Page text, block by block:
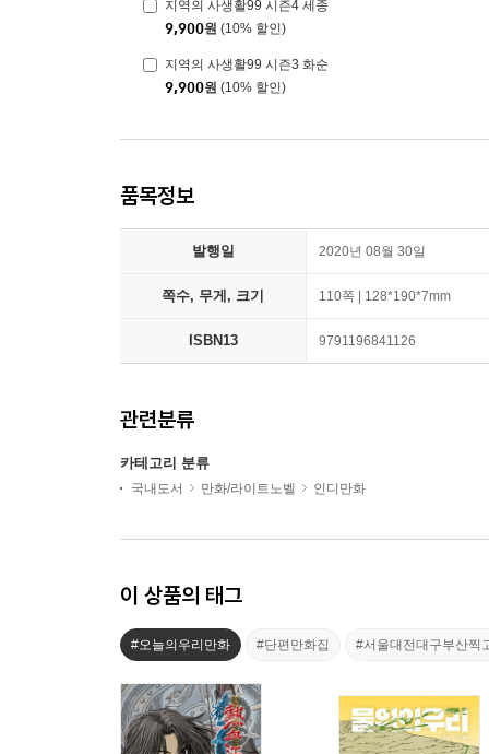
지역의 사생활99 시즌4 세종
9,900원 (10% 할인)
지역의 사생활99 시즌3 화순
9,900원 (10% 할인)
품목정보
발행일 2020년 08월 30일
쪽수, 무게, 크기 110쪽 | 128*190*7mm
ISBN13 9791196841126
관련분류
카테고리 분류
국내도서 만화/라이트노벨 인디만화
이 상품의 태그
#오늘의우리만화 #단편만화집 #서울대전대구부산찍